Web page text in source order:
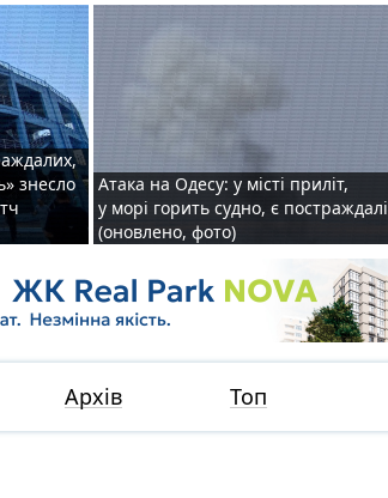
знесло
Атака на Одесу: у місті приліт,
у морі горить судно, є постраждалі
(оновлено, фото)
Архів Топ